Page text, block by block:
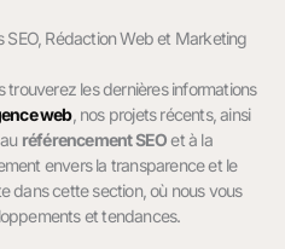
SEO, Rédaction Web et Marketing
trouverez les dernières informations
web, nos projets récents, ainsi
référencement SEOet à la
envers la transparence et le
dans cette section, où nous vous
et tendances.